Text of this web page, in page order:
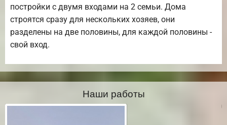
постройки с двумя входами на 2 семьи. Дома
строятся сразу для нескольких хозяев, они
разделены на две половины, для каждой половины -
свой вход.
Наши работы